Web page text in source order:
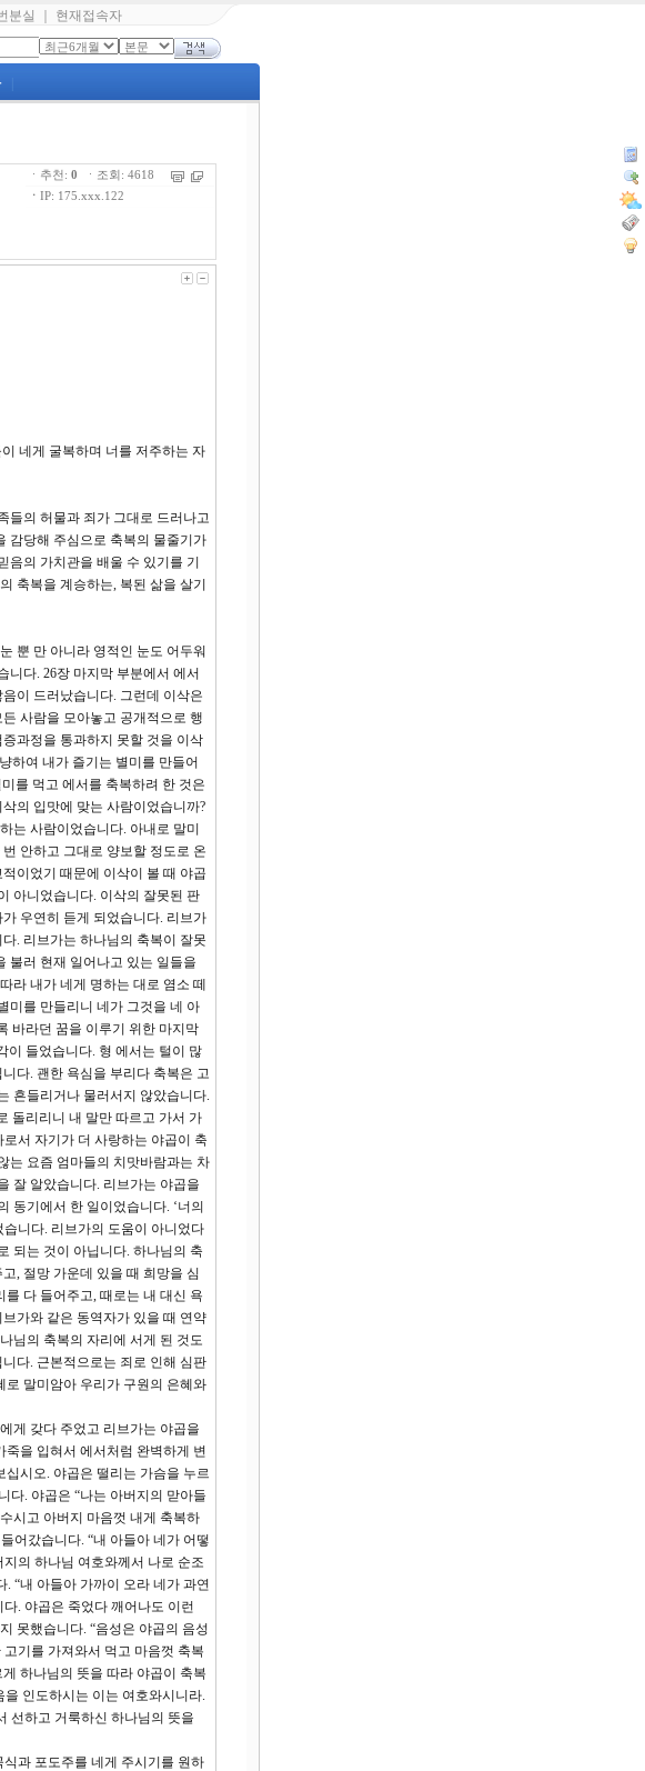
분실 현재접속자
ㆍ추천: 0 ㆍ조회: 4618
ㆍ IP: 175.xxx.122
네게 굴복하며 너를 저주하는 자
들의 허물과 죄가 그대로 드러나고
감당해 주심으로 축복의 물줄기가
의 가치관을 배울 수 있기를 기
축복을 계승하는, 복된 삶을 살기
뿐 만 아니라 영적인 눈도 어두워
니다. 26장 마지막 부분에서 에서
이 드러났습니다. 그런데 이삭은
사람을 모아놓고 공개적으로 행
과정을 통과하지 못할 것을 이삭
하여 내가 즐기는 별미를 만들어
를 먹고 에서를 축복하려 한 것은
의 입맛에 맞는 사람이었습니까?
는 사람이었습니다. 아내로 말미
안하고 그대로 양보할 정도로 온
이었기 때문에 이삭이 볼 때 야곱
아니었습니다. 이삭의 잘못된 판
우연히 듣게 되었습니다. 리브가
. 리브가는 하나님의 축복이 잘못
불러 현재 일어나고 있는 일들을
라 내가 네게 명하는 대로 염소 떼
미를 만들리니 네가 그것을 네 아
바라던 꿈을 이루기 위한 마지막
이 들었습니다. 형 에서는 털이 많
다. 괜한 욕심을 부리다 축복은 고
흔들리거나 물러서지 않았습니다.
돌리리니 내 말만 따르고 가서 가
서 자기가 더 사랑하는 야곱이 축
는 요즘 엄마들의 치맛바람과는 차
잘 알았습니다. 리브가는 야곱을
동기에서 한 일이었습니다. ‘너의
니다. 리브가의 도움이 아니었다
되는 것이 아닙니다. 하나님의 축
, 절망 가운데 있을 때 희망을 심
다 들어주고, 때로는 내 대신 욕
가와 같은 동역자가 있을 때 연약
님의 축복의 자리에 서게 된 것도
다. 근본적으로는 죄로 인해 심판
말미암아 우리가 구원의 은혜와
게 갖다 주었고 리브가는 야곱을
을 입혀서 에서처럼 완벽하게 변
시오. 야곱은 떨리는 가슴을 누르
다. 야곱은 “나는 아버지의 맏아들
시고 아버지 마음껏 내게 축복하
어갔습니다. “내 아들아 네가 어떻
의 하나님 여호와께서 나로 순조
“내 아들아 가까이 오라 네가 과연
. 야곱은 죽었다 깨어나도 이런
못했습니다. “음성은 야곱의 음성
기를 가져와서 먹고 마음껏 축복
하나님의 뜻을 따라 야곱이 축복
인도하시는 이는 여호와시니라.
선하고 거룩하신 하나님의 뜻을
과 포도주를 네게 주시기를 원하